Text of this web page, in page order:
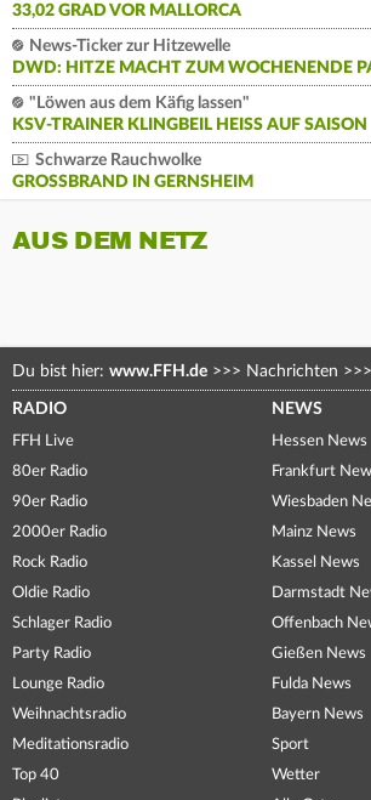
33,02 GRAD VOR MALLORCA
News-Ticker zur Hitzewelle
DWD: HITZE MACHT ZUM WOCHENENDE
"Löwen aus dem Käfig lassen"
KSV-TRAINER KLINGBEIL HEISS AUF SAISON
Schwarze Rauchwolke
GROSSBRAND IN GERNSHEIM
AUS DEM NETZ
Du bist hier: www.FFH.de >>> Nachrichten >>>
RADIO
FFH Live
80er Radio
90er Radio
2000er Radio
Rock Radio
Oldie Radio
Schlager Radio
Party Radio
Lounge Radio
Weihnachtsradio
Meditationsradio
Top 40
NEWS
Hessen News
Frankfurt
Wiesbaden
Mainz News
Kassel News
Darmstadt
Offenbach
Gießen News
Fulda News
Bayern News
Sport
Wetter